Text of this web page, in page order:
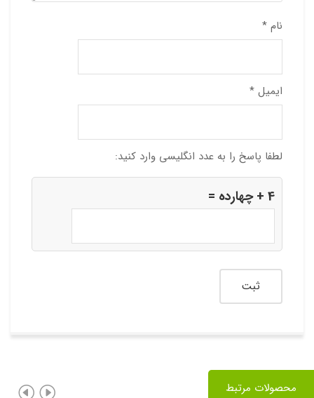
نام *
ایمیل *
لطفا پاسخ را به عدد انگلیسی وارد کنید:
4 + چهارده =
محصولات مرتبط